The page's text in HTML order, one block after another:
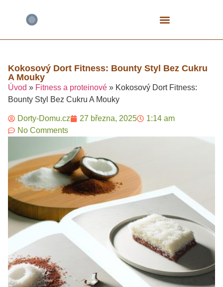
Kokosový Dort Fitness: Bounty Styl Bez Cukru
A Mouky​
Úvod » Fitness a proteinové » Kokosový Dort Fitness:
Bounty Styl Bez Cukru A Mouky​
Dorty-Domu.cz 27 března, 2025
1:14 am
No Comments